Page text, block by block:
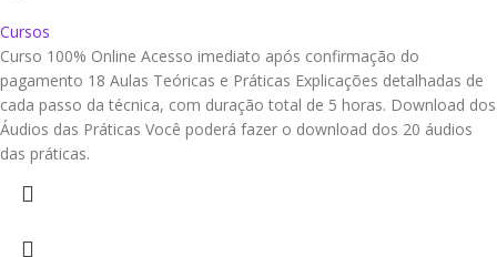
Cursos
Curso 100% Online Acesso imediato após confirmação do
pagamento 18 Aulas Teóricas e Práticas Explicações detalhadas de
cada passo da técnica, com duração total de 5 horas. Download dos
Áudios das Práticas Você poderá fazer o download dos 20 áudios
das práticas.